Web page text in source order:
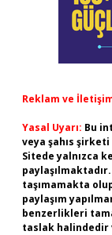
Reklam ve
Yasal Uyarı: Bu
veya şahıs
Sitede yalnızca
taşımamakta
paylaşım
benzerlikleri
taslak halindedir